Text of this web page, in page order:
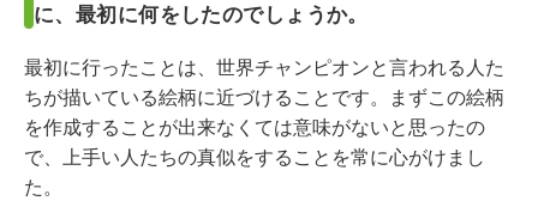
に、最初に何をしたのでしょうか。
最初に行ったことは、世界チャンピオンと言われる人た
ちが描いている絵柄に近づけることです。まずこの絵柄
を作成することが出来なくては意味がないと思ったの
で、上手い人たちの真似をすることを常に心がけまし
た。